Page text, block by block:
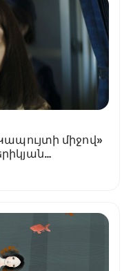
միջով»